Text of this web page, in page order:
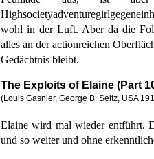
wohl in der Luft. Aber da die
alles an der actionreichen
Gedächtnis bleibt.
The Exploits of Elaine (Part
(Louis Gasnier, George B. Seitz, USA
Elaine wird mal wieder entführt.
und so weiter und ohne